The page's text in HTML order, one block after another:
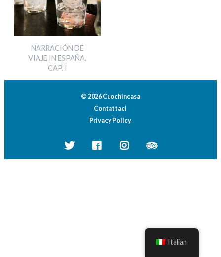
NARRACIÓN DE
VIAJE IN ESPAÑA.
CAP. I
© 2026 Cuochincasa
Contattaci
Privacy Policy
Italian